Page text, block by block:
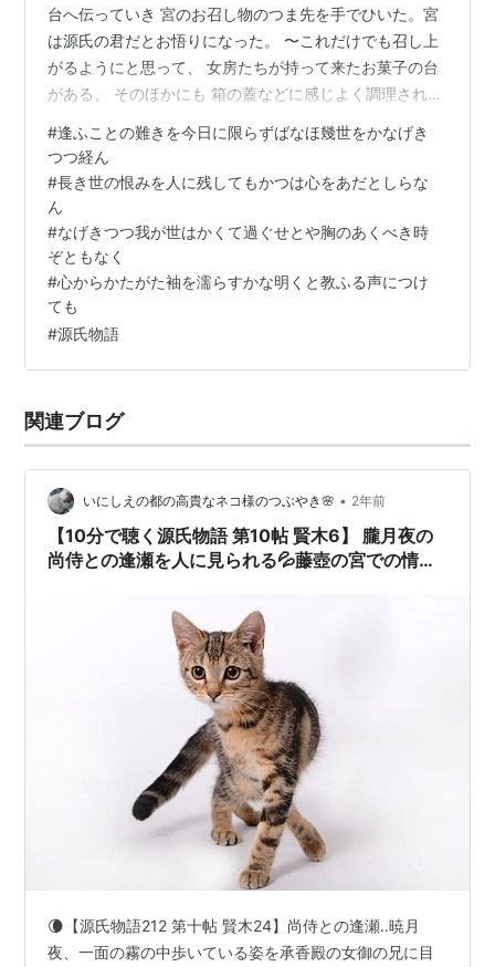
台へ伝っていき 宮のお召し物のつま先を手でひいた。宮
は源氏の君だとお悟りになった。 〜これだけでも召し上
がるようにと思って、 女房たちが持って来たお菓子の台
がある、 そのほかにも 箱の蓋などに感じよく調理された
うで、 物思いの多い様子をして 静かに一所をながめてお
いでになるのがお美しかった。 髪の質、頭の形、髪のか
かりぎわなどの美しさは 西の対の姫君とそっくりであっ
た。 よく似たことなどを近ごろは初めほど感ぜずにいた
源氏は、 今さらのように驚くべく酷似した二女性である
と思って、 苦しい…
#逢ふことの難きを今日に限らずばなほ幾世をかなげき
つつ経ん
#長き世の恨みを人に残してもかつは心をあだとしらな
ん
#なげきつつ我が世はかくて過ぐせとや胸のあくべき時
ぞともなく
#心からかたがた袖を濡らすかな明くと教ふる声につけ
ても
#源氏物語
関連ブログ
いにしえの都の高貴なネコ様のつぶやき🌸 • 2年前
【10分で聴く源氏物語 第10帖 賢木6】 朧月夜の
尚侍との逢瀬を人に見られる💦藤壺の宮での情念
うと祈祷までされる。懲りない源氏は寝所に近づ
🌘【源氏物語212 第十帖 賢木24】尚侍との逢瀬‥暁月
夜、一面の霧の中歩いている姿を承香殿の女御の兄に目